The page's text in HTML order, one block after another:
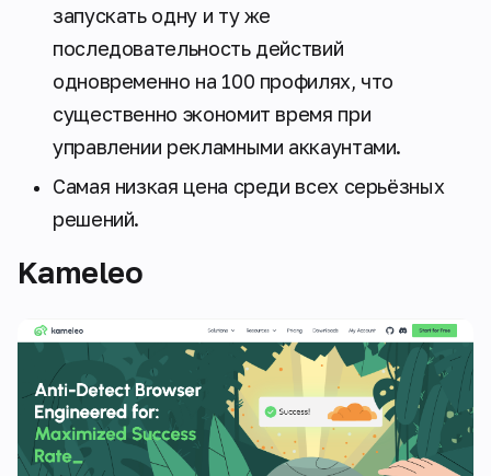
запускать одну и ту же
последовательность действий
одновременно на 100 профилях, что
существенно экономит время при
управлении рекламными аккаунтами.
Самая низкая цена среди всех серьёзных
решений.
Kameleo